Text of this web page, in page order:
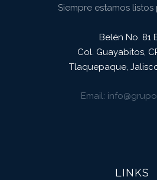
Siempre estamos listos
Belén No. 81
Col. Guayabitos,
Tlaquepaque,
Email
LINKS